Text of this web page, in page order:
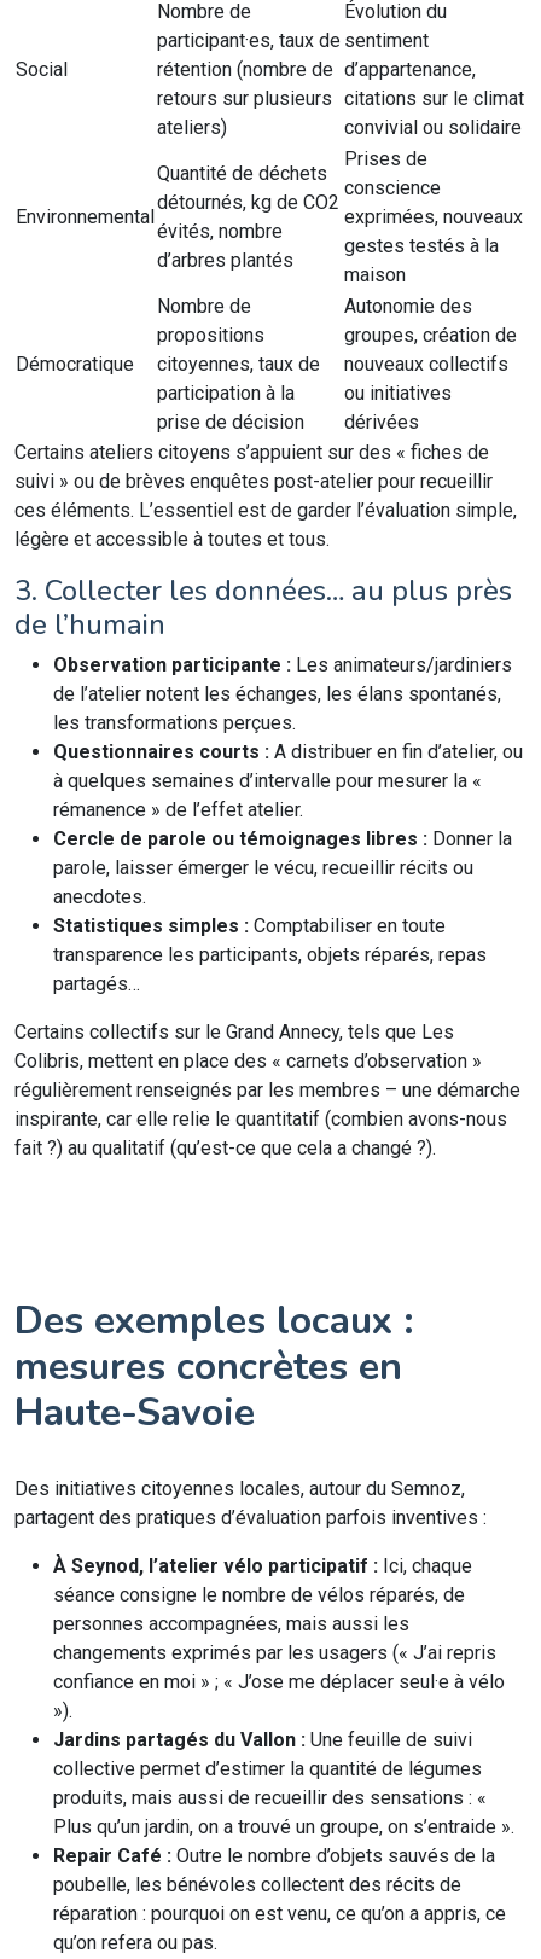
Social
Nombre de
participant·es, taux de
rétention (nombre de
retours sur plusieurs
ateliers)
Évolution du
sentiment
d’appartenance,
citations sur le climat
convivial ou solidaire
Environnemental
Quantité de déchets
détournés, kg de CO2
évités, nombre
d’arbres plantés
Prises de
conscience
exprimées, nouveaux
gestes testés à la
maison
Démocratique
Nombre de
propositions
citoyennes, taux de
participation à la
prise de décision
Autonomie des
groupes, création de
nouveaux collectifs
ou initiatives
dérivées
Certains ateliers citoyens s’appuient sur des « fiches de
suivi » ou de brèves enquêtes post-atelier pour recueillir
ces éléments. L’essentiel est de garder l’évaluation simple,
légère et accessible à toutes et tous.
3. Collecter les données… au plus près
de l’humain
Observation participante : Les animateurs/jardiniers
de l’atelier notent les échanges, les élans spontanés,
les transformations perçues.
Questionnaires courts : A distribuer en fin d’atelier, ou
à quelques semaines d’intervalle pour mesurer la «
rémanence » de l’effet atelier.
Cercle de parole ou témoignages libres : Donner la
parole, laisser émerger le vécu, recueillir récits ou
anecdotes.
Statistiques simples : Comptabiliser en toute
transparence les participants, objets réparés, repas
partagés…
Certains collectifs sur le Grand Annecy, tels que Les
Colibris, mettent en place des « carnets d’observation »
régulièrement renseignés par les membres – une démarche
inspirante, car elle relie le quantitatif (combien avons-nous
fait ?) au qualitatif (qu’est-ce que cela a changé ?).
Des exemples locaux :
mesures concrètes en
Haute-Savoie
Des initiatives citoyennes locales, autour du Semnoz,
partagent des pratiques d’évaluation parfois inventives :
À Seynod, l’atelier vélo participatif : Ici, chaque
séance consigne le nombre de vélos réparés, de
personnes accompagnées, mais aussi les
changements exprimés par les usagers (« J’ai repris
confiance en moi » ; « J’ose me déplacer seul·e à vélo
»).
Jardins partagés du Vallon : Une feuille de suivi
collective permet d’estimer la quantité de légumes
produits, mais aussi de recueillir des sensations : «
Plus qu’un jardin, on a trouvé un groupe, on s’entraide ».
Repair Café : Outre le nombre d’objets sauvés de la
poubelle, les bénévoles collectent des récits de
réparation : pourquoi on est venu, ce qu’on a appris, ce
qu’on refera ou pas.